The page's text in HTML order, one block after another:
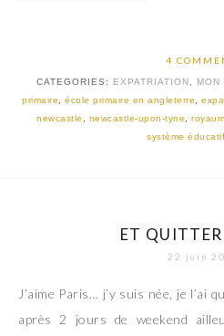
4
CATEGORIES: EXPATRIATION MON
primaire
,école primaire en angleterre ,
newcastle
newcastle-upon-tyne ,
système
ET
22 juin
J’aime Paris… j’y suis née, je l’ai
après 2 jours de weekend